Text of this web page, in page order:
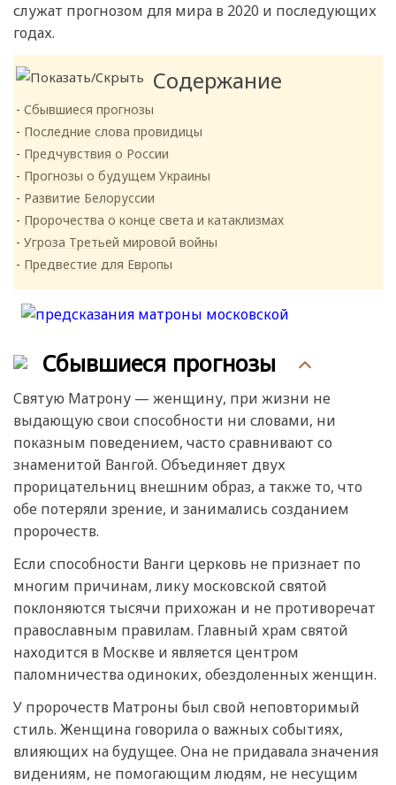
служат прогнозом для мира в 2020 и последующих
годах.
Содержание
Сбывшиеся прогнозы
Последние слова провидицы
Предчувствия о России
Прогнозы о будущем Украины
Развитие Белоруссии
Пророчества о конце света и катаклизмах
Угроза Третьей мировой войны
Предвестие для Европы
Сбывшиеся прогнозы
Святую Матрону — женщину, при жизни не
выдающую свои способности ни словами, ни
показным поведением, часто сравнивают со
знаменитой Вангой. Объединяет двух
прорицательниц внешним образ, а также то, что
обе потеряли зрение, и занимались созданием
пророчеств.
Если способности Ванги церковь не признает по
многим причинам, лику московской святой
поклоняются тысячи прихожан и не противоречат
православным правилам. Главный храм святой
находится в Москве и является центром
паломничества одиноких, обездоленных женщин.
У пророчеств Матроны был свой неповторимый
стиль. Женщина говорила о важных событиях,
влияющих на будущее. Она не придавала значения
видениям, не помогающим людям, не несущим